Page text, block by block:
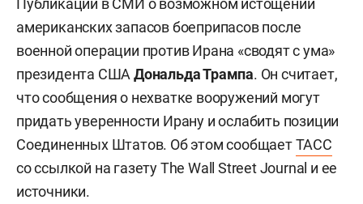
Публикации в СМИ о возможном истощении
американских запасов боеприпасов после
военной операции против Ирана «сводят с ума»
президента СШАДональда Трампа. Он считает,
что сообщения о нехватке вооружений могут
придать уверенности Ирану и ослабить позиции
Соединенных Штатов. Об этом сообщаетТАСС
со ссылкой на газету The Wall Street Journal и ее
источники.